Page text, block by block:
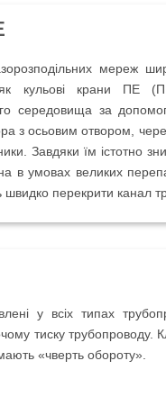
мереж
кульові крани ПЕ
середовища за
з осьовим отвором,
Завдяки їм істотно
в умовах великих
перекрити канал
у всіх типах
тиску трубопроводу.
«чверть обороту».